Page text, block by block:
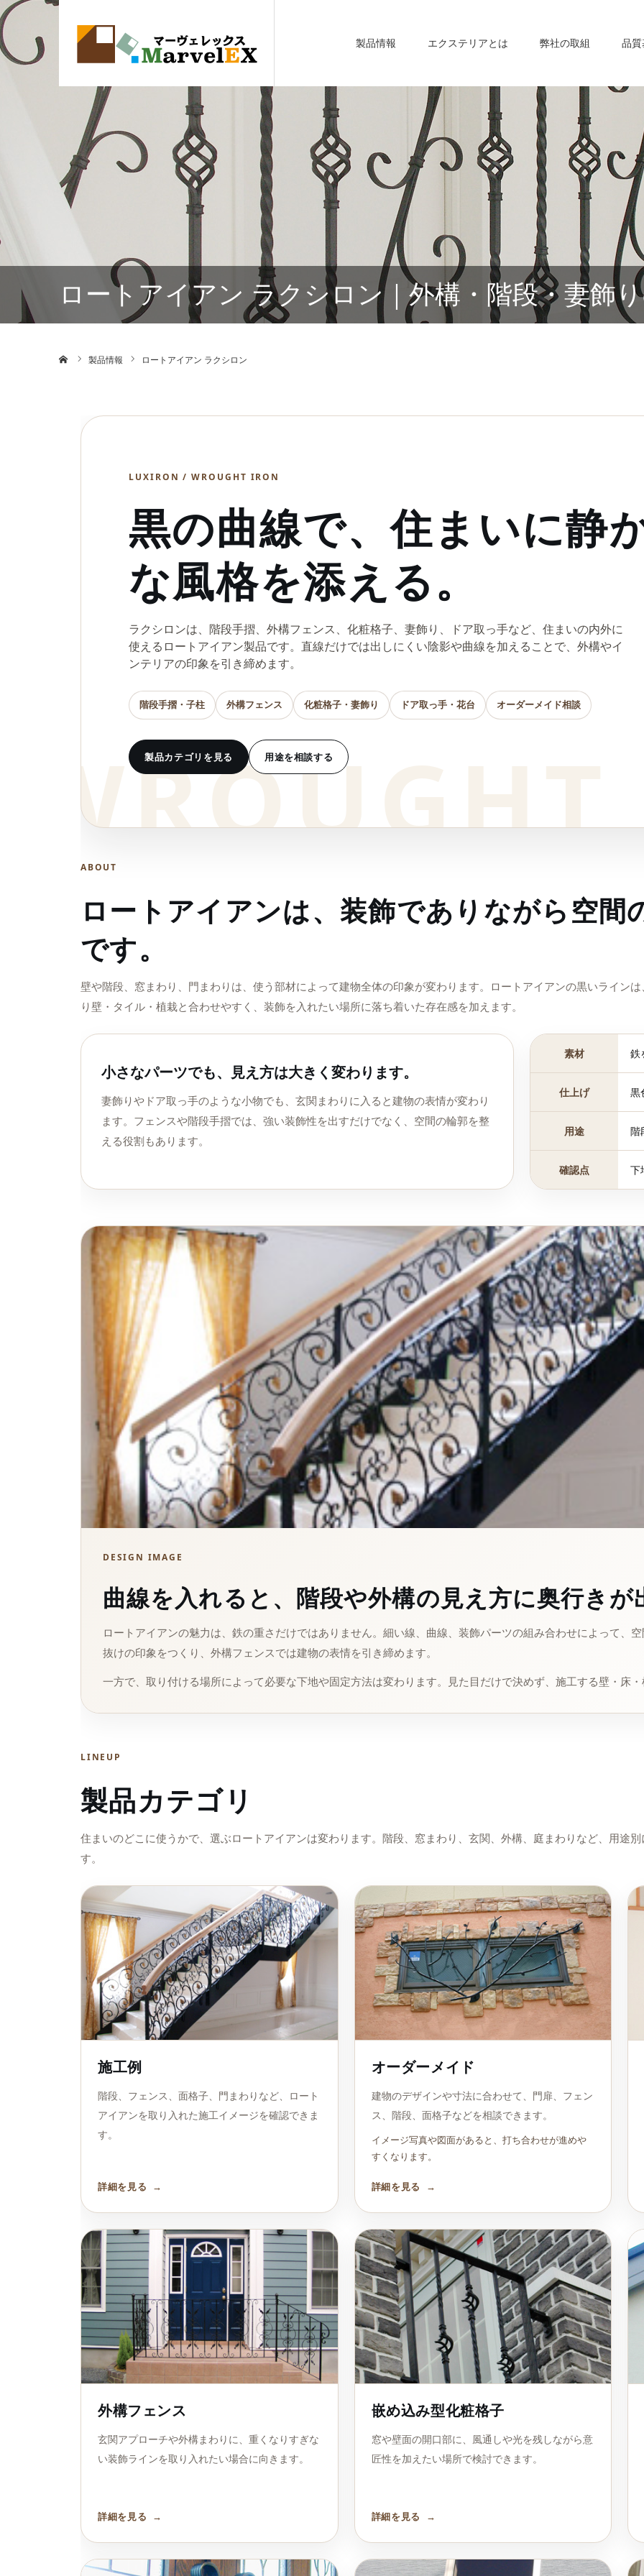
製品情報 エクステリアとは 弊社の取組 品
ロートアイアン ラクシロン｜外構・階段・妻飾
製品情報 ロートアイアン ラクシロン
LUXIRON / WROUGHT IRON
黒の曲線で、住まいに静
な風格を添える。
ラクシロンは、階段手摺、外構フェンス、化粧格子、妻飾り、ドア取っ手など、住まいの内外に
使えるロートアイアン製品です。直線だけでは出しにくい陰影や曲線を加えることで、外構やイ
ンテリアの印象を引き締めます。
階段手摺・子柱 外構フェンス 化粧格子・妻飾り ドア取っ手・花台 オーダーメイド相談
製品カテゴリを見る 用途を相談する
ABOUT
ロートアイアンは、装飾でありながら空間
です。
壁や階段、窓まわり、門まわりは、使う部材によって建物全体の印象が変わります。ロートアイアンの黒いライン
り壁・タイル・植栽と合わせやすく、装飾を入れたい場所に落ち着いた存在感を加えます。
小さなパーツでも、見え方は大きく変わります。
妻飾りやドア取っ手のような小物でも、玄関まわりに入ると建物の表情が変わり
ます。フェンスや階段手摺では、強い装飾性を出すだけでなく、空間の輪郭を整
える役割もあります。
素材 鉄
仕上げ 黒
用途 階
確認点 下
DESIGN IMAGE
曲線を入れると、階段や外構の見え方に奥行きが
ロートアイアンの魅力は、鉄の重さだけではありません。細い線、曲線、装飾パーツの組み合わせによって、
抜けの印象をつくり、外構フェンスでは建物の表情を引き締めます。
一方で、取り付ける場所によって必要な下地や固定方法は変わります。見た目だけで決めず、施工する壁・床
LINEUP
製品カテゴリ
住まいのどこに使うかで、選ぶロートアイアンは変わります。階段、窓まわり、玄関、外構、庭まわりなど、用途
す。
施工例
階段、フェンス、面格子、門まわりなど、ロート
アイアンを取り入れた施工イメージを確認できま
す。
詳細を見る
オーダーメイド
建物のデザインや寸法に合わせて、門扉、フェン
ス、階段、面格子などを相談できます。
イメージ写真や図面があると、打ち合わせが進めや
すくなります。
詳細を見る
外構フェンス
玄関アプローチや外構まわりに、重くなりすぎな
い装飾ラインを取り入れたい場合に向きます。
詳細を見る
嵌め込み型化粧格子
窓や壁面の開口部に、風通しや光を残しながら意
匠性を加えたい場所で検討できます。
詳細を見る